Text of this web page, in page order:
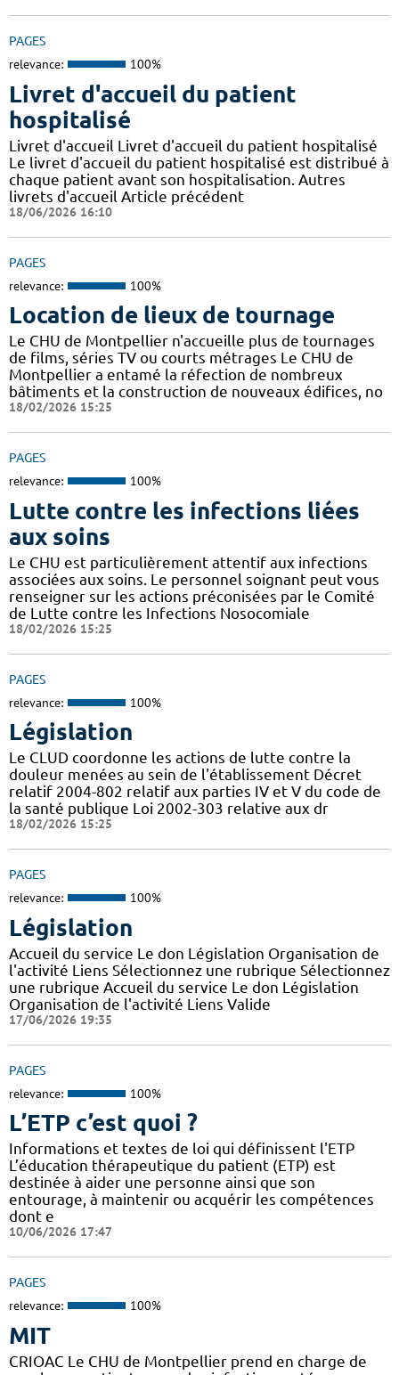
PAGES
relevance: 100%
Livret d'accueil du patient
hospitalisé
Livret d'accueil Livret d'accueil du patient hospitalisé
Le livret d'accueil du patient hospitalisé est distribué à
chaque patient avant son hospitalisation. Autres
livrets d'accueil Article précédent
18/06/2026 16:10
PAGES
relevance: 100%
Location de lieux de tournage
Le CHU de Montpellier n'accueille plus de tournages
de films, séries TV ou courts métrages Le CHU de
Montpellier a entamé la réfection de nombreux
bâtiments et la construction de nouveaux édifices, no
18/02/2026 15:25
PAGES
relevance: 100%
Lutte contre les infections liées
aux soins
Le CHU est particulièrement attentif aux infections
associées aux soins. Le personnel soignant peut vous
renseigner sur les actions préconisées par le Comité
de Lutte contre les Infections Nosocomiale
18/02/2026 15:25
PAGES
relevance: 100%
Législation
Le CLUD coordonne les actions de lutte contre la
douleur menées au sein de l'établissement Décret
relatif 2004-802 relatif aux parties IV et V du code de
la santé publique Loi 2002-303 relative aux dr
18/02/2026 15:25
PAGES
relevance: 100%
Législation
Accueil du service Le don Législation Organisation de
l'activité Liens Sélectionnez une rubrique Sélectionnez
une rubrique Accueil du service Le don Législation
Organisation de l'activité Liens Valide
17/06/2026 19:35
PAGES
relevance: 100%
L’ETP c’est quoi ?
Informations et textes de loi qui définissent l'ETP
L’éducation thérapeutique du patient (ETP) est
destinée à aider une personne ainsi que son
entourage, à maintenir ou acquérir les compétences
dont e
10/06/2026 17:47
PAGES
relevance: 100%
MIT
CRIOAC Le CHU de Montpellier prend en charge de